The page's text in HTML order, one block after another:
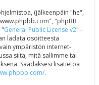
(jälkeenpäin "he",
"phpBB
General Public License v2" -
ladata osoitteesta
ympäristön internet-
siitä, mitä sallimme tai
Saadaksesi lisätietoa
.